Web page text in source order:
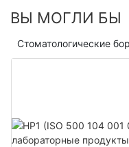
ВЫ МОГЛИ БЫ
Стоматологические